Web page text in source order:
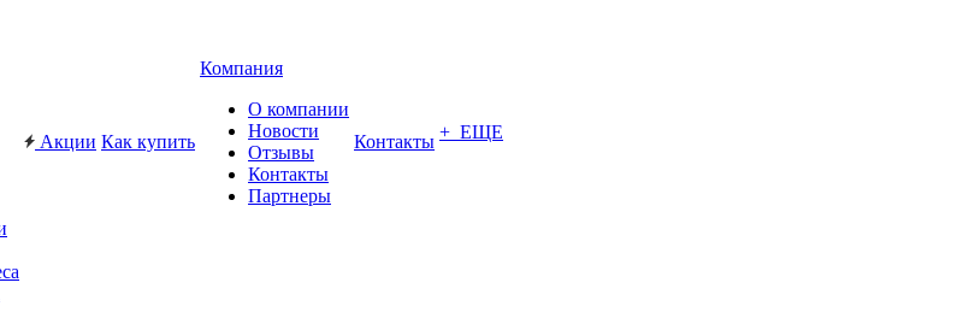
Акции Как купить
Компания
О компании
Новости
Отзывы
Контакты
Партнеры
Контакты + ЕЩЕ